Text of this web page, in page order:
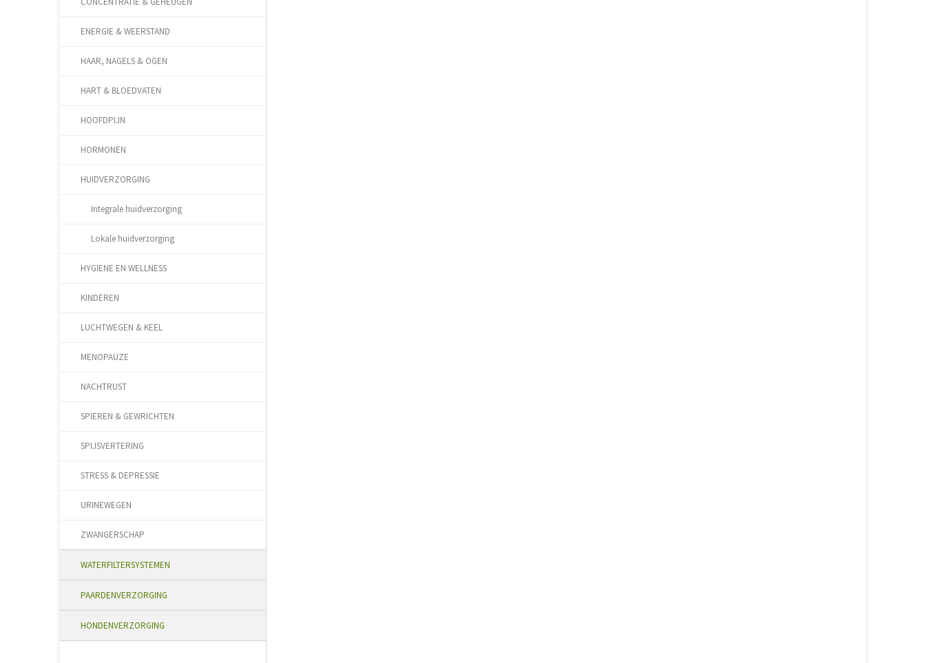
ENERGIE & WEERSTAND
HAAR, NAGELS & OGEN
HART & BLOEDVATEN
HOOFDPIJN
HORMONEN
HUIDVERZORGING
Integrale huidverzorging
Lokale huidverzorging
HYGIENE EN WELLNESS
KINDEREN
LUCHTWEGEN & KEEL
MENOPAUZE
NACHTRUST
SPIEREN & GEWRICHTEN
SPIJSVERTERING
STRESS & DEPRESSIE
URINEWEGEN
ZWANGERSCHAP
WATERFILTERSYSTEMEN
PAARDENVERZORGING
HONDENVERZORGING